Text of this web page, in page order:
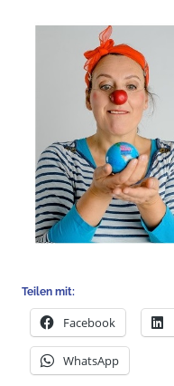
Teilen mit:
Facebook
WhatsApp